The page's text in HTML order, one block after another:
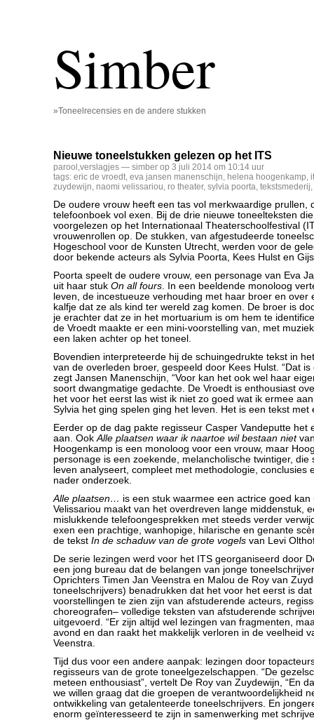
Simber
»Toneelrecensies en de andere stukken
Nieuwe toneelstukken gelezen op het ITS
parool ,verslagjes — simber op 3 juli 2014 om 10:14 uur
tags: eric de vroedt, eva jansen manenschijn, helena hoogenkamp,
zuydewijn, naomi velissariou, ro theater, sylvia poorta, tekstsmederij,
De oudere vrouw heeft een tas vol merkwaardige prullen,
telefoonboek vol exen. Bij de drie nieuwe toneelteksten
voorgelezen op het Internationaal Theaterschoolfestival
vrouwenrollen op. De stukken, van afgestudeerde
Hogeschool voor de Kunsten Utrecht, werden voor de
door bekende acteurs als Sylvia Poorta, Kees Hulst en
Poorta speelt de oudere vrouw, een personage van Eva
uit haar stuk On all fours. In een beeldende monoloog
leven, de incestueuze verhouding met haar broer en over
kalfje dat ze als kind ter wereld zag komen. De broer is
je erachter dat ze in het mortuarium is om hem te
de Vroedt maakte er een mini-voorstelling van, met muziek
een laken achter op het toneel.
Bovendien interpreteerde hij de schuingedrukte tekst in
van de overleden broer, gespeeld door Kees Hulst. “Dat is
zegt Jansen Manenschijn, “Voor kan het ook wel haar
soort dwangmatige gedachte. De Vroedt is enthousiast
het voor het eerst las wist ik niet zo goed wat ik ermee
Sylvia het ging spelen ging het leven. Het is een tekst met
Eerder op de dag pakte regisseur Casper Vandeputte het
aan. OokAlle plaatsen waar ik naartoe wil bestaan niet
Hoogenkamp is een monoloog voor een vrouw, maar
personage is een zoekende, melancholische twintiger, die
leven analyseert, compleet met methodologie, conclusies
nader onderzoek.
Alle plaatsen… is een stuk waarmee een actrice goed
Velissariou maakt van het overdreven lange middenstuk,
mislukkende telefoongesprekken met steeds verder
exen een prachtige, wanhopige, hilarische en genante
de tekst In de schaduw van de grote vogels van Levi
De serie lezingen werd voor het ITS georganiseerd door
een jong bureau dat de belangen van jonge
Oprichters Timen Jan Veenstra en Malou de Roy van
toneelschrijvers) benadrukken dat het voor het eerst is
voorstellingen te zien zijn van afstuderende acteurs,
choreografen– volledige teksten van afstuderende
uitgevoerd. “Er zijn altijd wel lezingen van fragmenten,
avond en dan raakt het makkelijk verloren in de veelheid
Veenstra.
Tijd dus voor een andere aanpak: lezingen door
regisseurs van de grote toneelgezelschappen. “De
meteen enthousiast”, vertelt De Roy van Zuydewijn, “En
we willen graag dat die groepen de verantwoordelijkheid
ontwikkeling van getalenteerde toneelschrijvers. En
enorm geïnteresseerd te zijn in samenwerking met